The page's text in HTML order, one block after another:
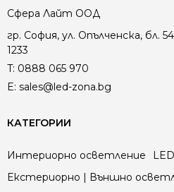
Сфера Лайт ООД
гр. София, ул. Опълченска, бл.
1233
T: 0888 065 970
E: sales@led-zona.bg
КАТЕГОРИИ
Интериорно осветление
Екстериорно | Външно